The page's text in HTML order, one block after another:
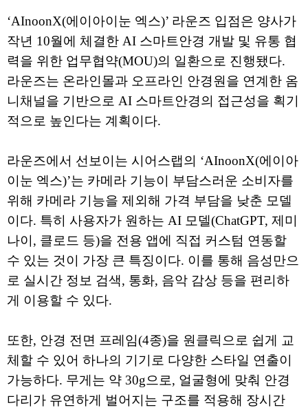
‘AInoonX(에이아이눈 엑스)’ 라운즈 입점은 양사가
작년 10월에 체결한 AI 스마트안경 개발 및 유통 협
력을 위한 업무협약(MOU)의 일환으로 진행됐다.
라운즈는 온라인몰과 오프라인 안경원을 연계한 옴
니채널을 기반으로 AI 스마트안경의 접근성을 획기
적으로 높인다는 계획이다.
라운즈에서 선보이는 시어스랩의 ‘AInoonX(에이아
이눈 엑스)’는 카메라 기능이 부담스러운 소비자를
위해 카메라 기능을 제외해 가격 부담을 낮춘 모델
이다. 특히 사용자가 원하는 AI 모델(ChatGPT, 제미
나이, 클로드 등)을 전용 앱에 직접 커스텀 연동할
수 있는 것이 가장 큰 특징이다. 이를 통해 음성만으
로 실시간 정보 검색, 통화, 음악 감상 등을 편리하
게 이용할 수 있다.
또한, 안경 전면 프레임(4종)을 원클릭으로 쉽게 교
체할 수 있어 하나의 기기로 다양한 스타일 연출이
가능하다. 무게는 약 30g으로, 얼굴형에 맞춰 안경
다리가 유연하게 벌어지는 구조를 적용해 장시간